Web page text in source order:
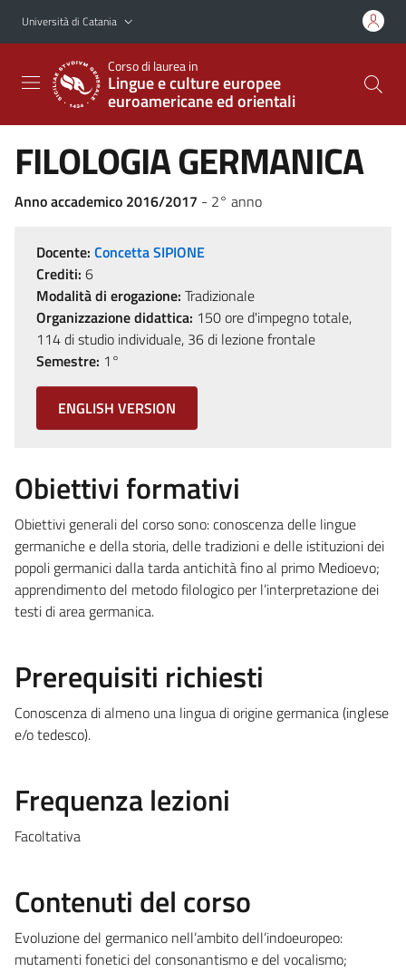
Vai al contenuto principale
Vai al menu di navigazione
Università di Catania
Corso di laurea in
Lingue e culture europee
euroamericane ed orientali
FILOLOGIA GERMANICA
Anno accademico 2016/2017 - 2° anno
Docente: Concetta SIPIONE
Crediti: 6
Modalità di erogazione: Tradizionale
Organizzazione didattica: 150 ore d'impegno totale,
114 di studio individuale, 36 di lezione frontale
Semestre: 1°
ENGLISH VERSION
Obiettivi formativi
Obiettivi generali del corso sono: conoscenza delle lingue
germaniche e della storia, delle tradizioni e delle istituzioni dei
popoli germanici dalla tarda antichità fino al primo Medioevo;
apprendimento del metodo filologico per l’interpretazione dei
testi di area germanica.
Prerequisiti richiesti
Conoscenza di almeno una lingua di origine germanica (inglese
e/o tedesco).
Frequenza lezioni
Facoltativa
Contenuti del corso
Evoluzione del germanico nell’ambito dell’indoeuropeo:
mutamenti fonetici del consonantismo e del vocalismo;